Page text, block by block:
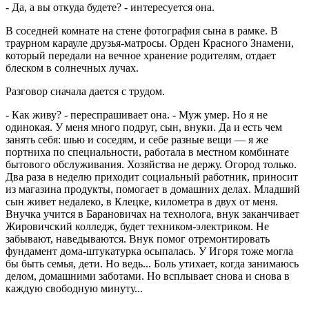
- Да, а вы откуда будете? - интересуется она.
В соседней комнате на стене фотография сына в рамке. В
траурном карауле друзья-матросы. Орден Красного Знамени,
который передали на вечное хранение родителям, отдает
блеском в солнечных лучах.
Разговор сначала дается с трудом.
- Как живу? - переспрашивает она. - Муж умер. Но я не
одинокая. У меня много подруг, сын, внуки. Да и есть чем
занять себя: шью и соседям, и себе разные вещи — я же
портниха по специальности, работала в местном комбинате
бытового обслуживания. Хозяйства не держу. Огород только.
Два раза в неделю приходит социальный работник, приносит
из магазина продукты, помогает в домашних делах. Младший
сын живет недалеко, в Клецке, километра в двух от меня.
Внучка учится в Барановичах на технолога, внук заканчивает
Жировичский колледж, будет техником-электриком. Не
забывают, наведываются. Внук помог отремонтировать
фундамент дома-штукатурка осыпалась. У Игоря тоже могла
бы быть семья, дети. Но ведь... Боль утихает, когда занимаюсь
делом, домашними заботами. Но всплывает снова и снова в
каждую свободную минуту...